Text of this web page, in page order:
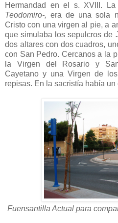
Hermandad en el s. XVIII. La
Teodomiro-, era de una sola
Cristo con una virgen al pie, a
que simulaba los sepulcros de
dos altares con dos cuadros,
con San Pedro. Cercanos a la
la Virgen del Rosario y
Cayetano y una Virgen de
repisas. En la sacristía había un
Fuensantilla Actual para